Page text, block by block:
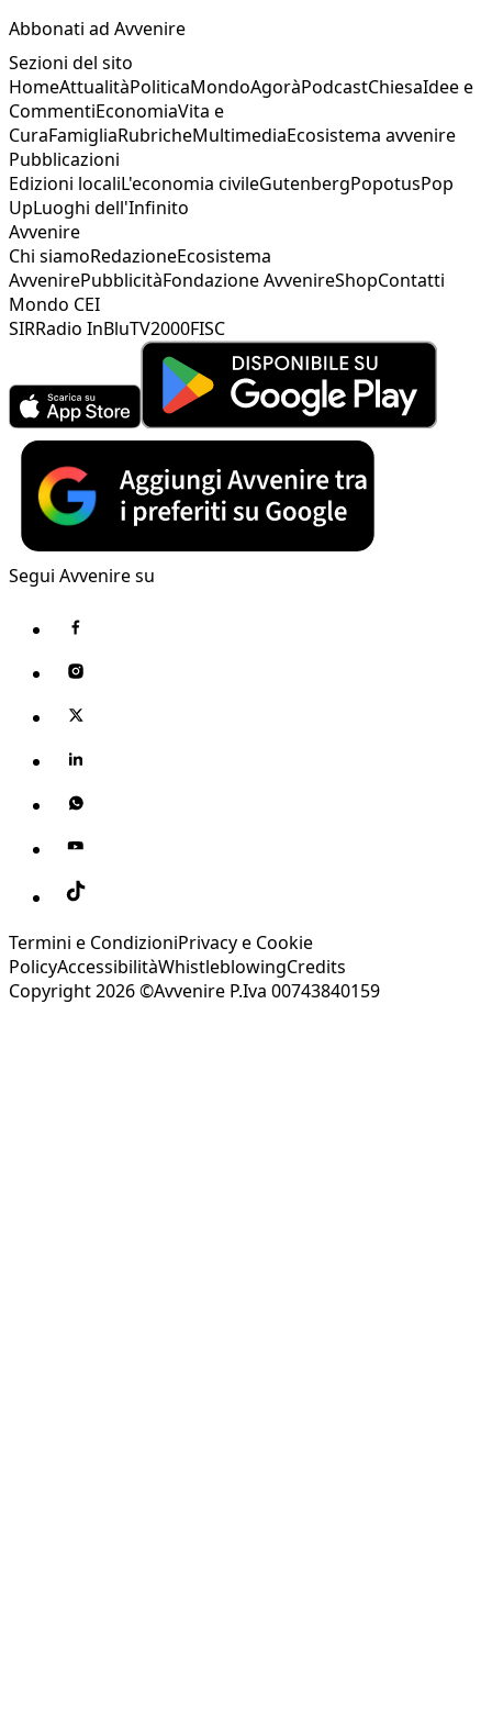
Abbonati ad Avvenire
Sezioni del sito
HomeAttualitàPoliticaMondoAgoràPodcastChiesaIdee e
CommentiEconomiaVita e
CuraFamigliaRubricheMultimediaEcosistema avvenire
Pubblicazioni
Edizioni localiL'economia civileGutenbergPopotusPop
UpLuoghi dell'Infinito
Avvenire
Chi siamoRedazioneEcosistema
AvvenirePubblicitàFondazione AvvenireShopContatti
Mondo CEI
SIRRadio InBluTV2000FISC
Segui Avvenire su
Termini e CondizioniPrivacy e Cookie
PolicyAccessibilitàWhistleblowingCredits
Copyright 2026 ©Avvenire P.Iva 00743840159